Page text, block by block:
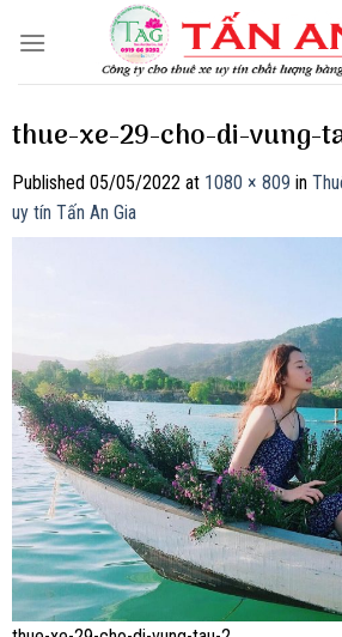
thue-xe-29-cho-di-vung-
Published 05/05/2022 at 1080 × 809 in
uy tín Tấn An Gia